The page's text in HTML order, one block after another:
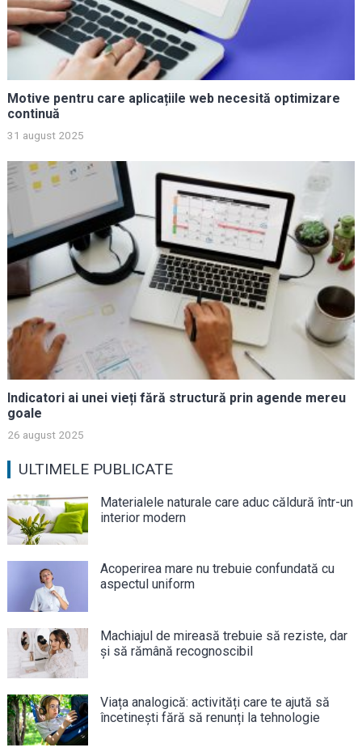
Motive pentru care aplicațiile web necesită optimizare
continuă
31 august 2025
Indicatori ai unei vieți fără structură prin agende mereu
goale
26 august 2025
ULTIMELE PUBLICATE
Materialele naturale care aduc căldură într-un
interior modern
Acoperirea mare nu trebuie confundată cu
aspectul uniform
Machiajul de mireasă trebuie să reziste, dar
și să rămână recognoscibil
Viața analogică: activități care te ajută să
încetinești fără să renunți la tehnologie